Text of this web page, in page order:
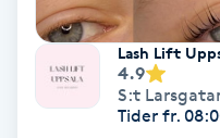
Kiropraktik
Klangmassage
Lash Lift
4.9
S:t
Tider fr.